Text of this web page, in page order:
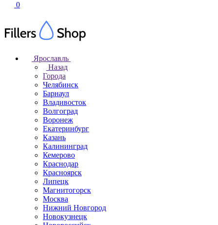
0
Ярославль
Назад
Города
Челябинск
Барнаул
Владивосток
Волгоград
Воронеж
Екатеринбург
Казань
Калининград
Кемерово
Краснодар
Красноярск
Липецк
Магнитогорск
Москва
Нижний Новгород
Новокузнецк